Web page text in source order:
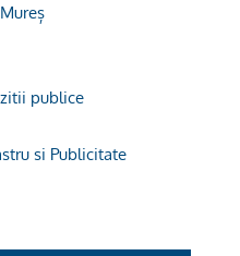
publice
si Publicitate